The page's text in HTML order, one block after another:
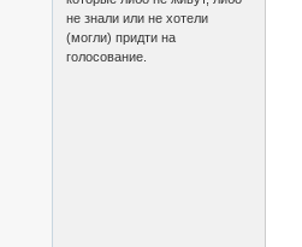
не знали или не хотели
(могли) придти на
голосование.